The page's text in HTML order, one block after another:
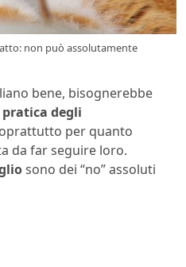
non può assolutamente
bene, bisognerebbe
degli
per quanto
da far seguire loro.
sono dei “no” assoluti